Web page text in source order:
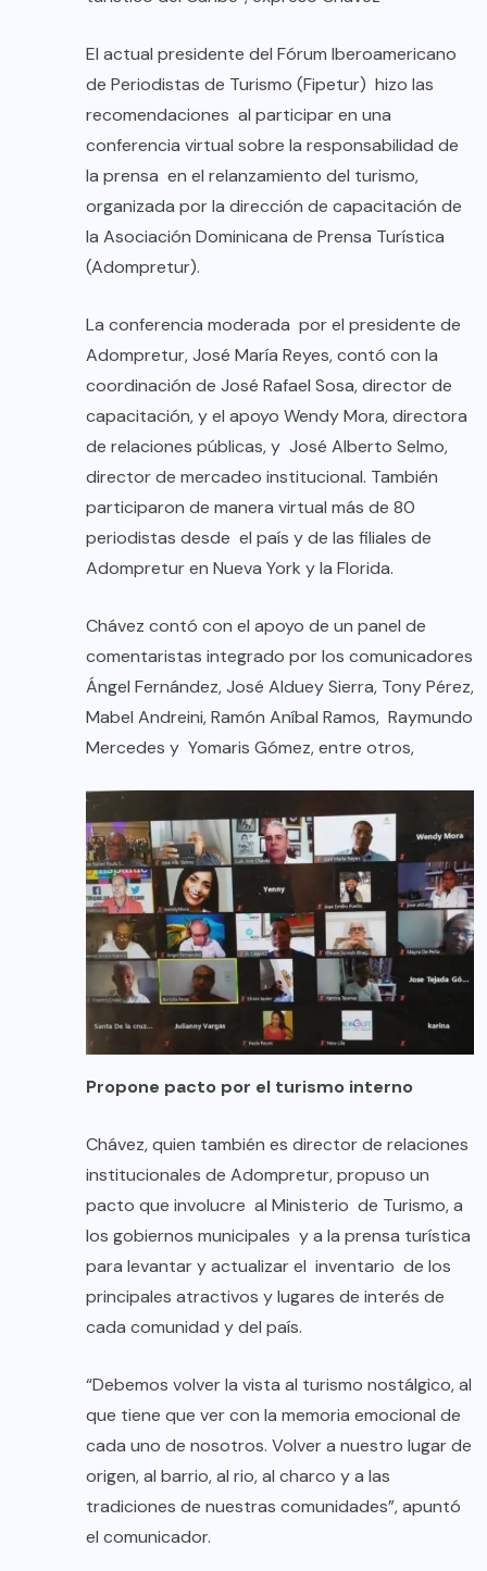
El actual presidente del Fórum Iberoamericano
de Periodistas de Turismo (Fipetur) hizo las
recomendaciones al participar en una
conferencia virtual sobre la responsabilidad de
la prensa en el relanzamiento del turismo,
organizada por la dirección de capacitación de
la Asociación Dominicana de Prensa Turística
(Adompretur).
La conferencia moderada por el presidente de
Adompretur, José María Reyes, contó con la
coordinación de José Rafael Sosa, director de
capacitación, y el apoyo Wendy Mora, directora
de relaciones públicas, y José Alberto Selmo,
director de mercadeo institucional. También
participaron de manera virtual más de 80
periodistas desde el país y de las filiales de
Adompretur en Nueva York y la Florida.
Chávez contó con el apoyo de un panel de
comentaristas integrado por los comunicadores
Ángel Fernández, José Alduey Sierra, Tony Pérez,
Mabel Andreini, Ramón Aníbal Ramos, Raymundo
Mercedes y Yomaris Gómez, entre otros,
Propone pacto por el turismo interno
Chávez, quien también es director de relaciones
institucionales de Adompretur, propuso un
pacto que involucre al Ministerio de Turismo, a
los gobiernos municipales y a la prensa turística
para levantar y actualizar el inventario de los
principales atractivos y lugares de interés de
cada comunidad y del país.
“Debemos volver la vista al turismo nostálgico, al
que tiene que ver con la memoria emocional de
cada uno de nosotros. Volver a nuestro lugar de
origen, al barrio, al rio, al charco y a las
tradiciones de nuestras comunidades”, apuntó
el comunicador.